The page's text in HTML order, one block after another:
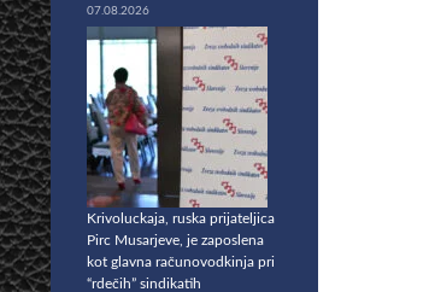
07.08.2026
Krivoluckaja, ruska prijateljica
Pirc Musarjeve, je zaposlena
kot glavna računovodkinja pri
“rdečih” sindikatih